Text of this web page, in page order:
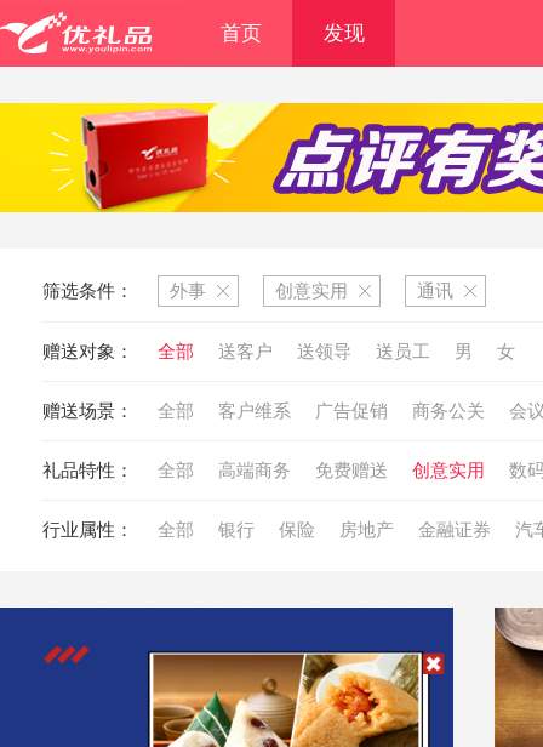
首页 发现
筛选条件： 外事 创意实用 通讯
赠送对象： 全部 送客户 送领导 送员工 男 女
赠送场景： 全部 客户维系 广告促销 商务公关 会
礼品特性： 全部 高端商务 免费赠送 创意实用 数
行业属性： 全部 银行 保险 房地产 金融证券 汽